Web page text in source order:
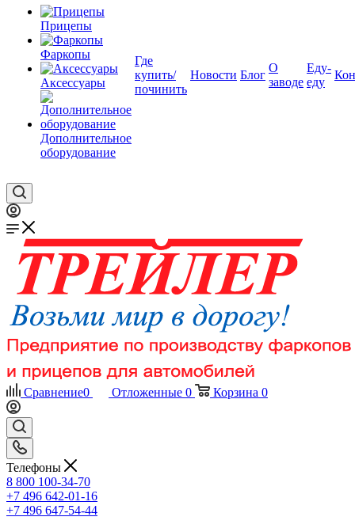
Прицепы
Фаркопы
Аксессуары
Дополнительное
оборудование
Где
купить/
починить
Новости Блог
О
заводе
Еду-
еду
Сравнение0 Отложенные 0 Корзина 0
Телефоны
8 800 100-34-70
+7 496 642-01-16
+7 496 647-54-44